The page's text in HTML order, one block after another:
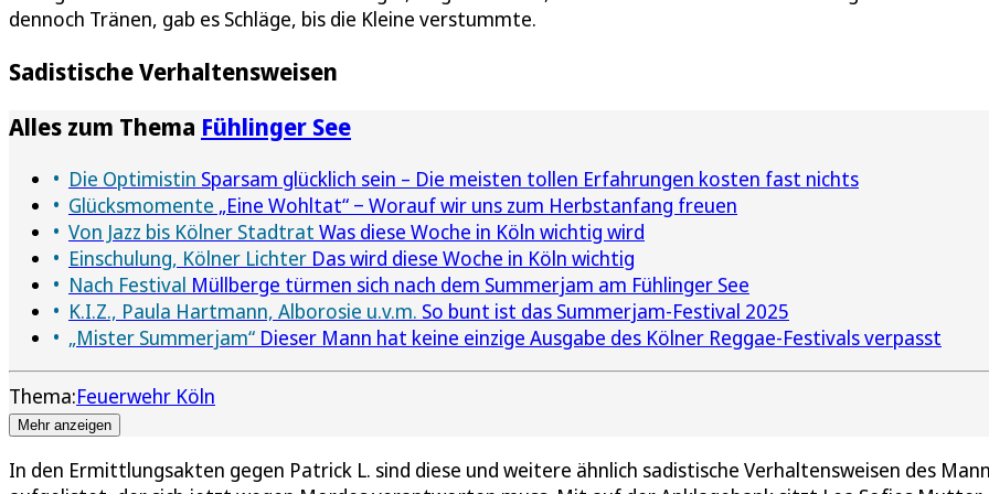
dennoch Tränen, gab es Schläge, bis die Kleine verstummte.
Sadistische Verhaltensweisen
Alles zum Thema Fühlinger See
Die Optimistin Sparsam glücklich sein – Die meisten tollen Erfahrungen kosten fast nichts
Glücksmomente „Eine Wohltat“ ‒ Worauf wir uns zum Herbstanfang freuen
Von Jazz bis Kölner Stadtrat Was diese Woche in Köln wichtig wird
Einschulung, Kölner Lichter Das wird diese Woche in Köln wichtig
Nach Festival Müllberge türmen sich nach dem Summerjam am Fühlinger See
K.I.Z., Paula Hartmann, Alborosie u.v.m. So bunt ist das Summerjam-Festival 2025
„Mister Summerjam“ Dieser Mann hat keine einzige Ausgabe des Kölner Reggae-Festivals verpasst
Thema:Feuerwehr Köln
Mehr anzeigen
In den Ermittlungsakten gegen Patrick L. sind diese und weitere ähnlich sadistische Verhaltensweisen des